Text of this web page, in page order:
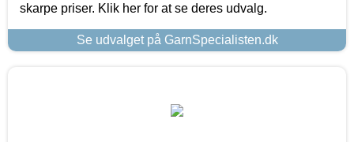
skarpe priser. Klik her for at se deres udvalg.
Se udvalget på GarnSpecialisten.dk